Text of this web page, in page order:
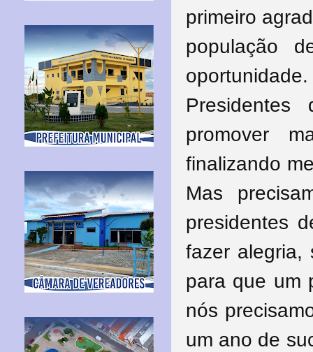
primeiro
população
promover
finalizando
Mas
presidentes
fazer alegria,
para que um
nós
um ano de